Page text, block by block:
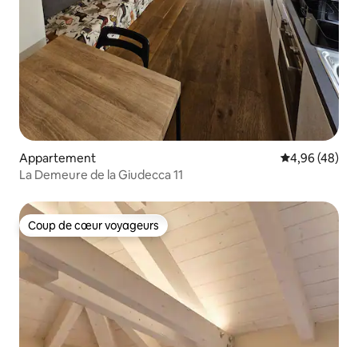
Appartement Évaluation
4,96 (48)
La Demeure de la Giudecca 11
Coup de cœur voyageurs
Coup de cœur voyageurs